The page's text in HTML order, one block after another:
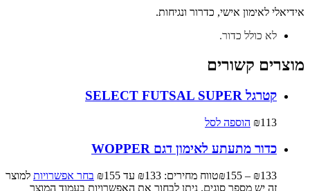
אידיאלי לאימון אישי, כדרור ונגיחות.
לא כולל כדור.
מוצרים קשורים
קטרגל SELECT FUTSAL SUPER
₪113 הוספה לסל
כדור מתעתע לאימון דגם WOPPER
₪133
–
₪155 טווח מחירים: ⁦₪133⁩ עד ⁦₪155⁩ בחר אפשרויות למוצר
זה יש מספר סוגים. ניתן לבחור את האפשרויות בעמוד המוצר